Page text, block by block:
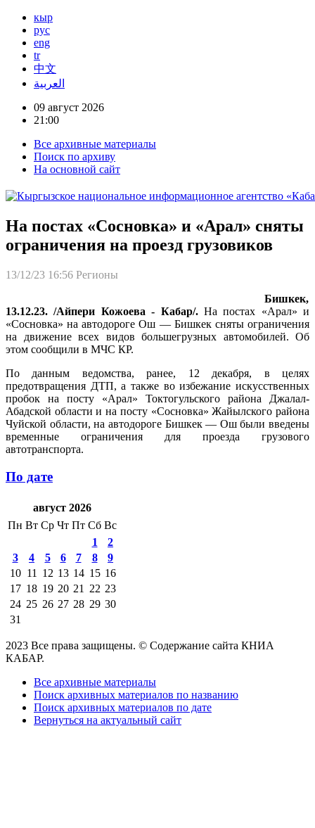
кыр
рус
eng
tr
中文
العربية
09 август 2026
21:00
Все архивные материалы
Поиск по архиву
На основной сайт
На постах «Сосновка» и «Арал» сняты
ограничения на проезд грузовиков
13/12/23 16:56 Регионы
Бишкек,
13.12.23. /Айпери Кожоева - Кабар/. На постах «Арал» и
«Сосновка» на автодороге Ош — Бишкек сняты ограничения
на движение всех видов большегрузных автомобилей. Об
этом сообщили в МЧС КР.
По данным ведомства, ранее, 12 декабря, в целях
предотвращения ДТП, а также во избежание искусственных
пробок на посту «Арал» Токтогульского района Джалал-
Абадской области и на посту «Сосновка» Жайылского района
Чуйской области, на автодороге Бишкек — Ош были введены
временные ограничения для проезда грузового
автотранспорта.
По дате
август 2026
Пн Вт Ср Чт Пт Сб Вс
1
2
3
4 5 6 7 8
9
10 11 12 13 14 15 16
17 18 19 20 21 22 23
24 25 26 27 28 29 30
31
2023 Все права защищены. © Содержание сайта КНИА
КАБАР.
Все архивные материалы
Поиск архивных материалов по названию
Поиск архивных материалов по дате
Вернуться на актуальный сайт